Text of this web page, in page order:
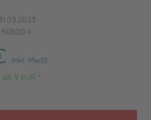
1
inkl. MwSt
9 EUR *